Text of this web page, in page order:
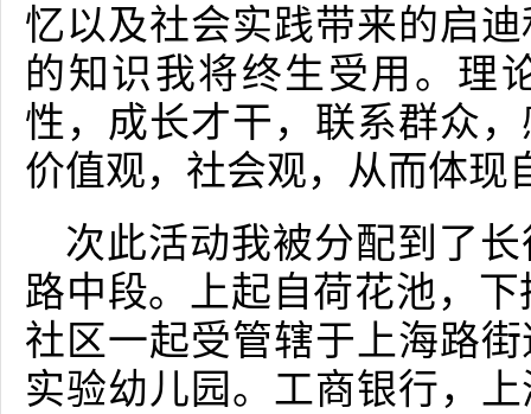
忆以及社会实践带来的启
的知识我将终生受用。理
性，成长才干，联系群众
价值观，社会观，从而体现
次此活动我被分配到了
路中段。上起自荷花池，
社区一起受管辖于上海路
实验幼儿园。工商银行，